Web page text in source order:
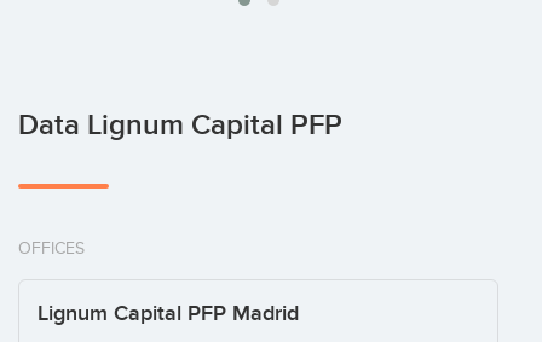
Data Lignum Capital PFP
OFFICES
Lignum Capital PFP Madrid